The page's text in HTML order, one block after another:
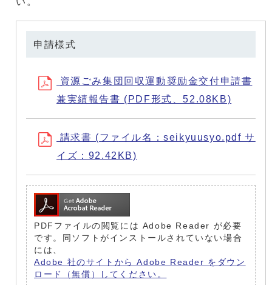
申請様式
資源ごみ集団回収運動奨励金交付申請書
兼実績報告書 (PDF形式、52.08KB)
請求書 (ファイル名：seikyuusyo.pdf サ
イズ：92.42KB)
PDFファイルの閲覧には Adobe Reader が必要
です。同ソフトがインストールされていない場合
には、
Adobe 社のサイトから Adobe Reader をダウン
ロード（無償）してください。